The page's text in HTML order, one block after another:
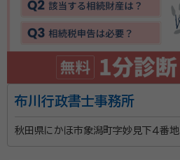
布川行政書士事務所
秋田県にかほ市象潟町字妙見下４番地